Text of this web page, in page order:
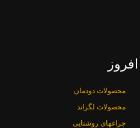
محصولات دودمان
محصولات لگراند
چراغهای روشنایی